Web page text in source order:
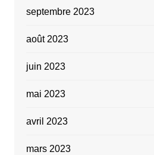
septembre 2023
août 2023
juin 2023
mai 2023
avril 2023
mars 2023